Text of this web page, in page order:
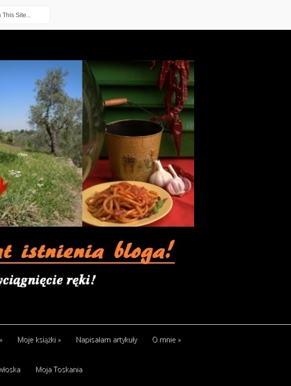
Moje książki » Napisałam artykuły O mnie »
Moja Toskania